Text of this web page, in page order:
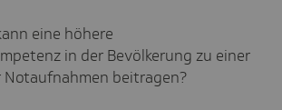
eine höhere
in der Bevölkerung zu einer
beitragen?